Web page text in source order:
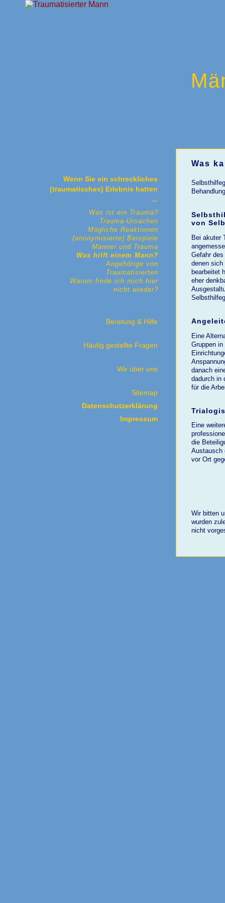
Wenn Sie ein schreckliches
(traumatisches) Erlebnis hatten
...
Was ist ein Trauma?
Trauma-Ursachen
Mögliche Reaktionen
(anonymisierte) Beispiele
Männer und Trauma
Was hilft einem Mann?
Angehörige von
Traumatisierten
Warum finde ich mich hier
nicht wieder?
Beratung & Hilfe
Häufig gestellte Fragen
Wir über uns
Sitemap
Datenschutzerklärung
Impressum
Was
von
Bei akuter
Gefahr des
denen sich
bearbeitet
eher
Eine
Gruppen
danach
dadurch in
für die
Eine
die
Austausch
vor Ort
Wir bitten
wurden
nicht